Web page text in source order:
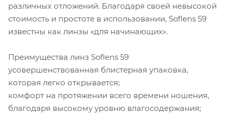
различных отложений. Благодаря своей невысокой
стоимость и простоте в использовании, Soflens 59
известны как линзы «для начинающих».
Преимущества линз Soflens 59
усовершенствованная блистерная упаковка,
которая легко открывается;
комфорт на протяжении всего времени ношения,
благодаря высокому уровню влагосодержания;